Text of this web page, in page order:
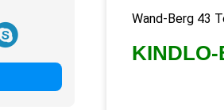
Wand-Berg 43
KINDLO-